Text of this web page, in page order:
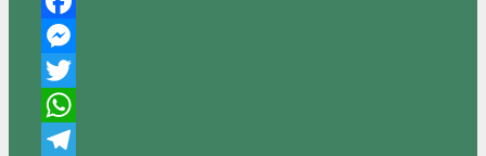
Facebook
Messenger
Twitter
WhatsApp